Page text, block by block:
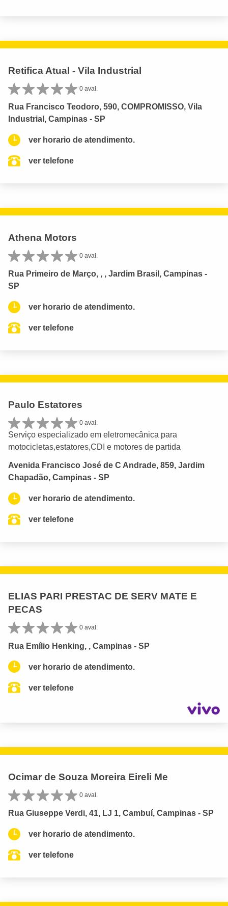
Retifica Atual - Vila Industrial
0 aval.
Rua Francisco Teodoro, 590, COMPROMISSO, Vila
Industrial, Campinas - SP
ver horario de atendimento.
ver telefone
Athena Motors
0 aval.
Rua Primeiro de Março, , , Jardim Brasil, Campinas -
SP
ver horario de atendimento.
ver telefone
Paulo Estatores
0 aval.
Serviço especializado em eletromecânica para
motocicletas,estatores,CDI e motores de partida
Avenida Francisco José de C Andrade, 859, Jardim
Chapadão, Campinas - SP
ver horario de atendimento.
ver telefone
ELIAS PARI PRESTAC DE SERV MATE E
PECAS
0 aval.
Rua Emílio Henking, , Campinas - SP
ver horario de atendimento.
ver telefone
Ocimar de Souza Moreira Eireli Me
0 aval.
Rua Giuseppe Verdi, 41, LJ 1, Cambuí, Campinas - SP
ver horario de atendimento.
ver telefone